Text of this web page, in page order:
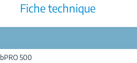
Fiche technique
bPRO 500